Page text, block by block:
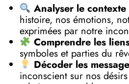
Analyser le
histoire, nos émotions,
exprimées par notre
Comprendre les
symboles et parties du
Décoder les
inconscient sur nos